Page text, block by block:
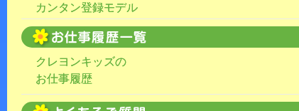
カンタン登録モデル
クレヨンキッズの
お仕事履歴